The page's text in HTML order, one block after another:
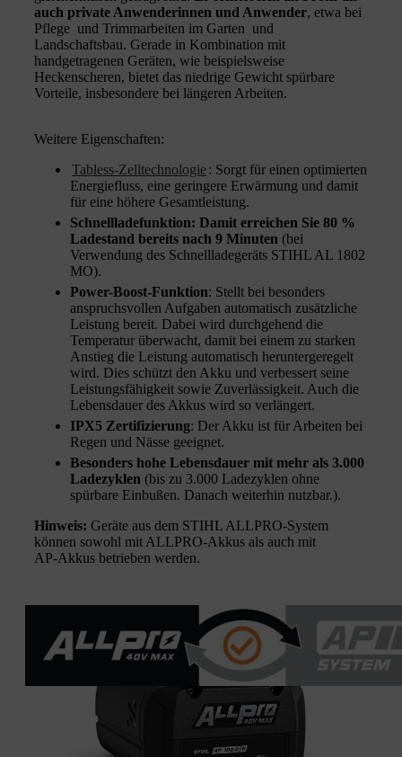
auch private Anwenderinnen und Anwender, etwa bei
Pflege und Trimmarbeiten im Garten und
Landschaftsbau. Gerade in Kombination mit
handgetragenen Geräten, wie beispielsweise
Heckenscheren, bietet das niedrige Gewicht spürbare
Vorteile, insbesondere bei längeren Arbeiten.
Weitere Eigenschaften:
Tabless-Zelltechnologie: Sorgt für einen optimierten
Energiefluss, eine geringere Erwärmung und damit
für eine höhere Gesamtleistung.
Schnellladefunktion: Damit erreichen Sie 80 %
Ladestand bereits nach 9 Minuten (bei
Verwendung des Schnellladegeräts STIHL AL 1802
MO).
Power-Boost-Funktion: Stellt bei besonders
anspruchsvollen Aufgaben automatisch zusätzliche
Leistung bereit. Dabei wird durchgehend die
Temperatur überwacht, damit bei einem zu starken
Anstieg die Leistung automatisch heruntergeregelt
wird. Dies schützt den Akku und verbessert seine
Leistungsfähigkeit sowie Zuverlässigkeit. Auch die
Lebensdauer des Akkus wird so verlängert.
IPX5 Zertifizierung: Der Akku ist für Arbeiten bei
Regen und Nässe geeignet.
Besonders hohe Lebensdauer mit mehr als 3.000
Ladezyklen (bis zu 3.000 Ladezyklen ohne
spürbare Einbußen. Danach weiterhin nutzbar.).
Hinweis: Geräte aus dem STIHL ALLPRO‑System
können sowohl mit ALLPRO‑Akkus als auch mit
AP‑Akkus betrieben werden.